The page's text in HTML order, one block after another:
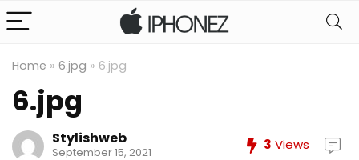
Home » 6.jpg » 6.jpg
6.jpg
Stylishweb
September 15, 2021 3 Views